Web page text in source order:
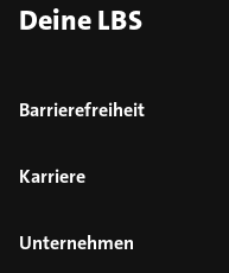
Deine LBS
Barrierefreiheit
Karriere
Unternehmen